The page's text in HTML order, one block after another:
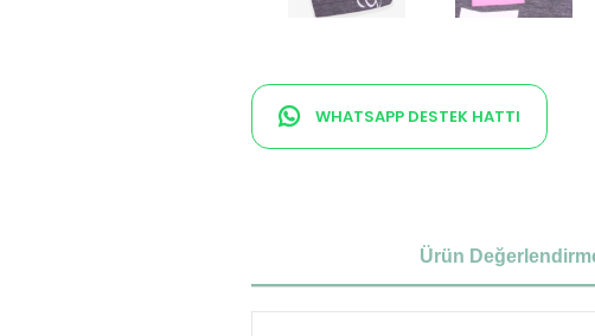
WHATSAPP DESTEK HATTI
Ürün